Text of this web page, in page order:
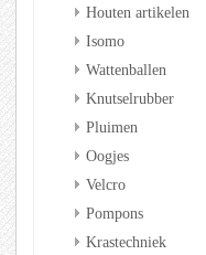
Houten artikelen
Isomo
Wattenballen
Knutselrubber
Pluimen
Oogjes
Velcro
Pompons
Krastechniek